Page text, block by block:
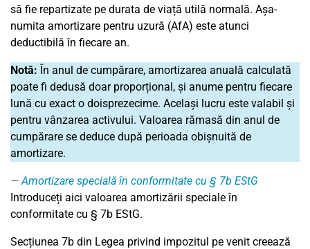
să fie repartizate pe durata de viață utilă normală. Așa-
numita amortizare pentru uzură (AfA) este atunci
deductibilă în fiecare an.
Notă: În anul de cumpărare, amortizarea anuală calculată
poate fi dedusă doar proporțional, și anume pentru fiecare
lună cu exact o doisprezecime. Același lucru este valabil și
pentru vânzarea activului. Valoarea rămasă din anul de
cumpărare se deduce după perioada obișnuită de
amortizare.
Amortizare specială în conformitate cu § 7b EStG
Introduceți aici valoarea amortizării speciale în
conformitate cu § 7b EStG.
Secțiunea 7b din Legea privind impozitul pe venit creează